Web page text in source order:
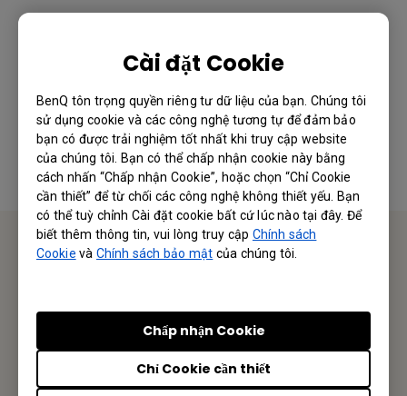
Cài đặt Cookie
BenQ tôn trọng quyền riêng tư dữ liệu của bạn. Chúng tôi
sử dụng cookie và các công nghệ tương tự để đảm bảo
bạn có được trải nghiệm tốt nhất khi truy cập website
của chúng tôi. Bạn có thể chấp nhận cookie này bằng
cách nhấn “Chấp nhận Cookie”, hoặc chọn “Chỉ Cookie
cần thiết” để từ chối các công nghệ không thiết yếu. Bạn
có thể tuỳ chỉnh Cài đặt cookie bất cứ lúc nào tại đây. Để
biết thêm thông tin, vui lòng truy cập Chính sách
Cookie vàChính sách bảo mật của chúng tôi.
Chỉ Cookie cần thiết
Chấp nhận Cookie
Thông tin này có hữu ích không?
Có Không
Hân hạnh nhận được phản hồi từ Quý Khách Hàng/ Đối
Tác
Gửi Email